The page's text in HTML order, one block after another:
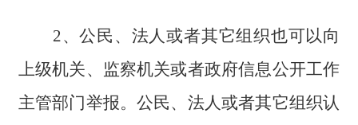
2、公民、法人或者其它组织也可以向
上级机关、监察机关或者政府信息公开工作
主管部门举报。公民、法人或者其它组织认